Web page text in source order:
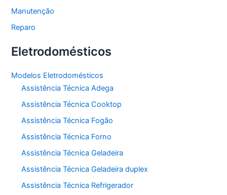
Manutenção
Reparo
Eletrodomésticos
Modelos Eletrodomésticos
Assistência Técnica Adega
Assistência Técnica Cooktop
Assistência Técnica Fogão
Assistência Técnica Forno
Assistência Técnica Geladeira
Assistência Técnica Geladeira duplex
Assistência Técnica Refrigerador